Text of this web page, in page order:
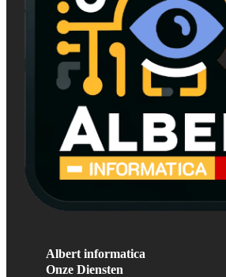
Albert informatica
Onze Diensten